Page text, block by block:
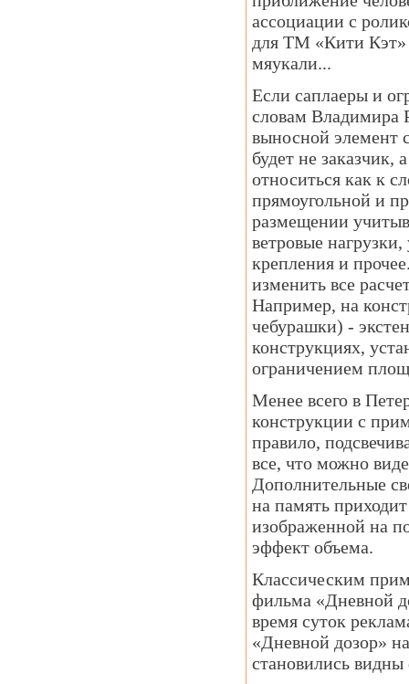
ассоциации с
для ТМ «Кити Кэт»
мяукали...
Если саплаеры и
словам Владимира
выносной элемент
будет не заказчик,
относиться как к
прямоугольной и
размещении
ветровые
крепления и
изменить все
Например, на
чебурашки) -
конструкциях,
ограничением
Менее всего в
конструкции с
правило,
все, что можно
Дополнительные
на память
изображенной на
эффект объема.
Классическим
фильма «Дневной
время суток
«Дневной дозор»
становились